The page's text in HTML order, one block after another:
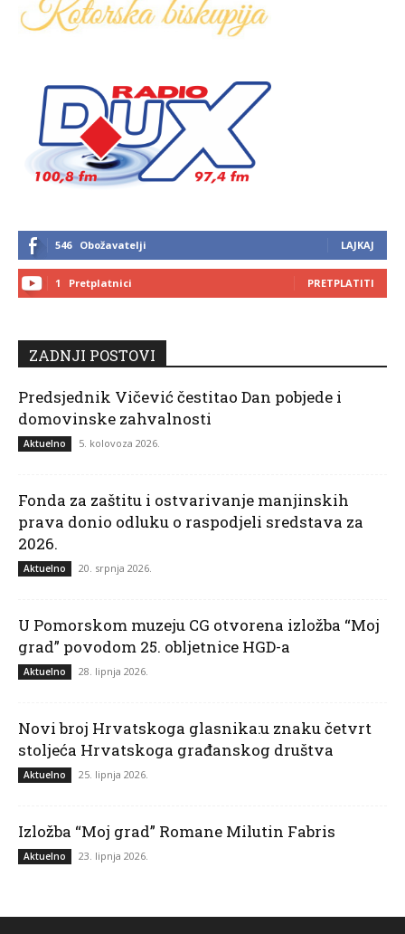
546 Obožavatelji LAJKAJ
1 Pretplatnici PRETPLATITI
ZADNJI POSTOVI
Predsjednik Vičević čestitao Dan pobjede i
domovinske zahvalnosti
Aktuelno 5. kolovoza 2026.
Fonda za zaštitu i ostvarivanje manjinskih
prava donio odluku o raspodjeli sredstava za
2026.
Aktuelno 20. srpnja 2026.
U Pomorskom muzeju CG otvorena izložba “Moj
grad” povodom 25. obljetnice HGD-a
Aktuelno 28. lipnja 2026.
Novi broj Hrvatskoga glasnika:u znaku četvrt
stoljeća Hrvatskoga građanskog društva
Aktuelno 25. lipnja 2026.
Izložba “Moj grad” Romane Milutin Fabris
Aktuelno 23. lipnja 2026.